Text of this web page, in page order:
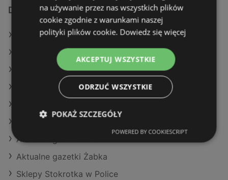
Dodatkowe łącza
Oferty Stokrotka
Oferty Aldi
Oferty Auchan
Aktualne gazetki Lidl
Aktualne gazetki Dealz
Aktualne gazetki Żabka
Sklepy Stokrotka w Police
na używanie przez nas wszystkich plików
cookie zgodnie z warunkami naszej
polityki plików cookie. Dowiedz się więcej
AKCEPTUJ WSZYSTKIE
ODRZUĆ WSZYSTKIE
POKAŻ SZCZEGÓŁY
POWERED BY COOKIESCRIPT